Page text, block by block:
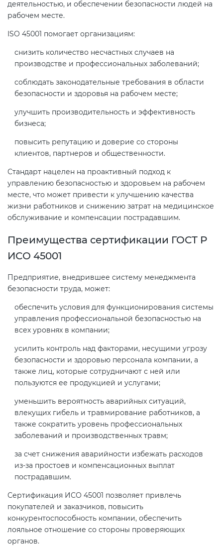
деятельностью, и обеспечении безопасности людей на
рабочем месте.
ISO 45001 помогает организациям:
снизить количество несчастных случаев на
производстве и профессиональных заболеваний;
соблюдать законодательные требования в области
безопасности и здоровья на рабочем месте;
улучшить производительность и эффективность
бизнеса;
повысить репутацию и доверие со стороны
клиентов, партнеров и общественности.
Стандарт нацелен на проактивный подход к
управлению безопасностью и здоровьем на рабочем
месте, что может привести к улучшению качества
жизни работников и снижению затрат на медицинское
обслуживание и компенсации пострадавшим.
Преимущества сертификации ГОСТ Р
ИСО 45001
Предприятие, внедрившее систему менеджмента
безопасности труда, может:
обеспечить условия для функционирования системы
управления профессиональной безопасностью на
всех уровнях в компании;
усилить контроль над факторами, несущими угрозу
безопасности и здоровью персонала компании, а
также лиц, которые сотрудничают с ней или
пользуются ее продукцией и услугами;
уменьшить вероятность аварийных ситуаций,
влекущих гибель и травмирование работников, а
также сократить уровень профессиональных
заболеваний и производственных травм;
за счет снижения аварийности избежать расходов
из-за простоев и компенсационных выплат
пострадавшим.
Сертификация ИСО 45001 позволяет привлечь
покупателей и заказчиков, повысить
конкурентоспособность компании, обеспечить
лояльное отношение со стороны проверяющих
органов.
Сертификация промышленного
оборудования (ТР ТС 010)
Сертификация средств
индивидуальной защиты (ТР ТС
019)
Действующие технические
регламенты